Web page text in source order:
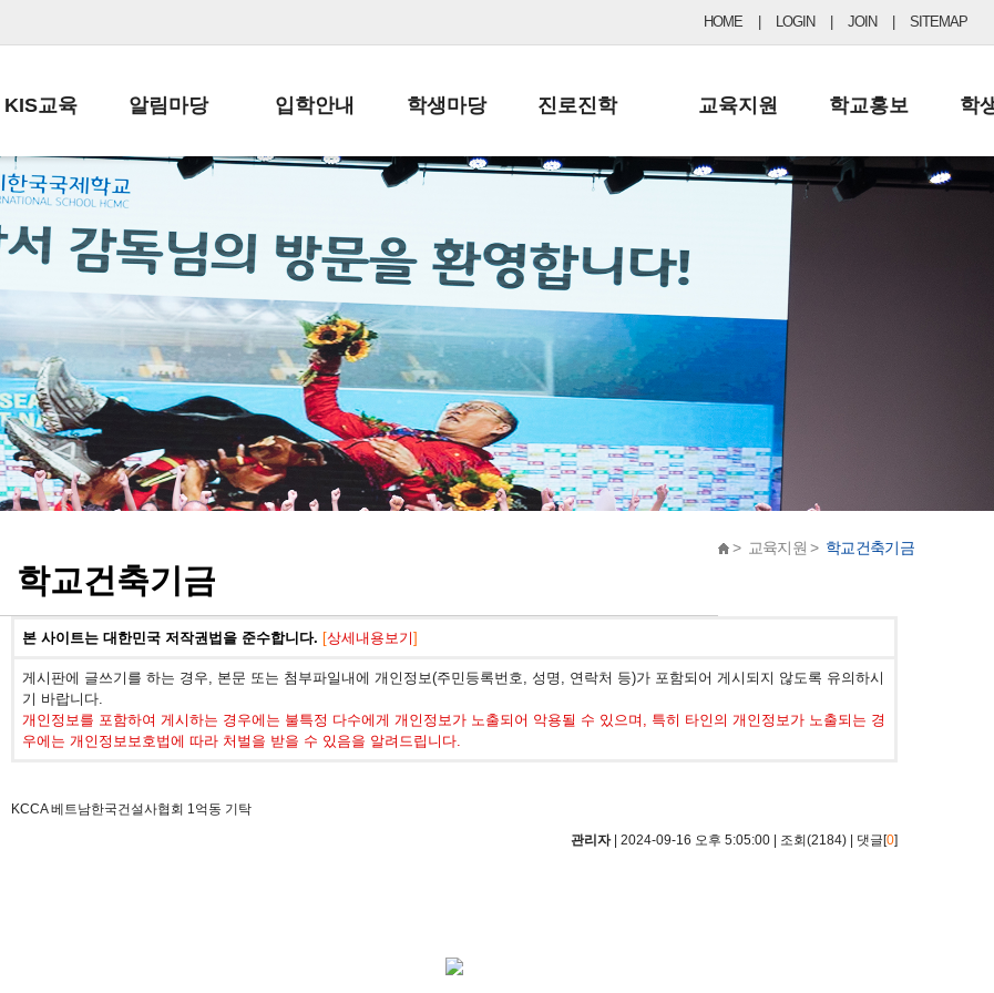
HOME LOGIN JOIN SITEMAP
KIS교육
교육목표
학사일정
일과시간표
성과평가자료
알림마당
공지사항
납부금 안내
스쿨버스 운행 안내
급식안내
서식자료실
학부모방
정기고사 기출문제
입학안내
전-편입 서류양식
입학금/수업료
교복구입안내
학생마당
학생생활규정
학교신문
자율진로동아리
유초등 소식지
진로진학
공지사항 및 입시자료
드림레터
교육지원
행정실
학교운영위원회
학교건축기금
학교홍보
보도자료
학
> 교육지원 > 학교건축기금
학교건축기금
본 사이트는 대한민국 저작권법을 준수합니다. [상세내용보기]
게시판에 글쓰기를 하는 경우, 본문 또는 첨부파일내에 개인정보(주민등록번호, 성명, 연락처 등)가 포함되어 게시되지 않도록 유의하시
기 바랍니다.
개인정보를 포함하여 게시하는 경우에는 불특정 다수에게 개인정보가 노출되어 악용될 수 있으며, 특히 타인의 개인정보가 노출되는 경
우에는 개인정보보호법에 따라 처벌을 받을 수 있음을 알려드립니다.
KCCA 베트남한국건설사협회 1억동 기탁
관리자| 2024-09-16 오후 5:05:00 | 조회(2184) | 댓글[0]